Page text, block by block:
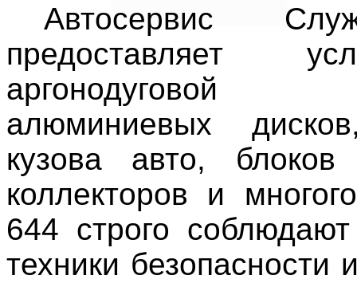
Автосервис
предоставляет
алюминиевых
кузова авто, блоков
коллекторов и
644 строго
техники